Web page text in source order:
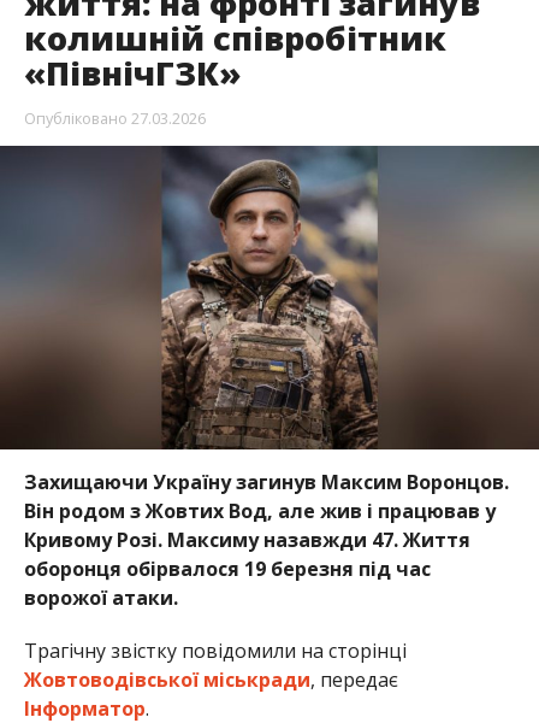
колишній співробітник
«ПівнічГЗК»
Опубліковано 27.03.2026
Захищаючи Україну загинув Максим Воронцов.
Він родом з Жовтих Вод, але жив і працював у
Кривому Розі. Максиму назавжди 47. Життя
оборонця обірвалося 19 березня під час
ворожої атаки.
Трагічну звістку повідомили на сторінці
Жовтоводівської міськради, передає
Інформатор.